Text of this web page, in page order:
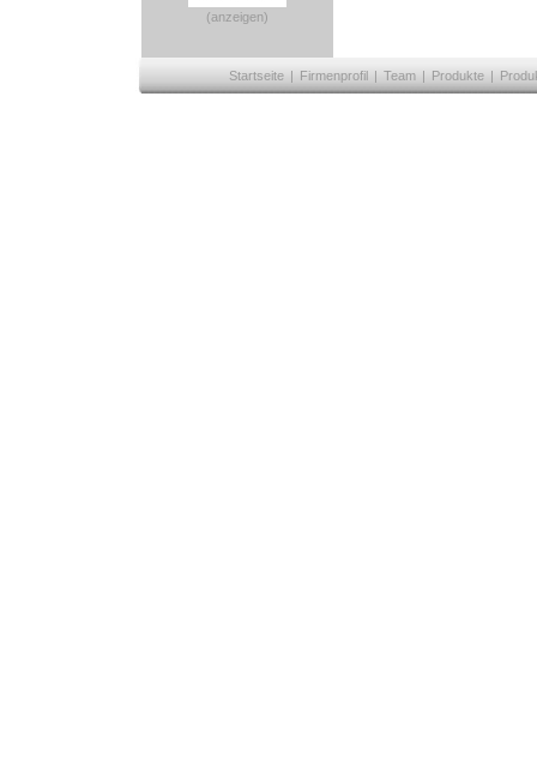
(anzeigen)
Startseite | Firmenprofil | Team | Produkte |